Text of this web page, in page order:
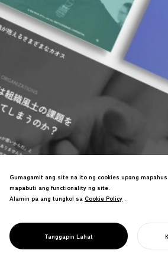
CTI JAPAN &
WAKE UP
ng CTI
ambag
SIMULAN
Gumagamit ang site na ito ng cookies upang
mapabuti ang functionality ng site.
Alamin pa ang tungkol sa Cookie Policy
Cookie Policy .
Tanggapin Lahat